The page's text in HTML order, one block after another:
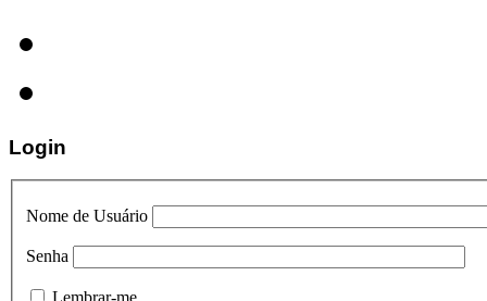
Login
Nome de Usuário
Senha
Lembrar-me